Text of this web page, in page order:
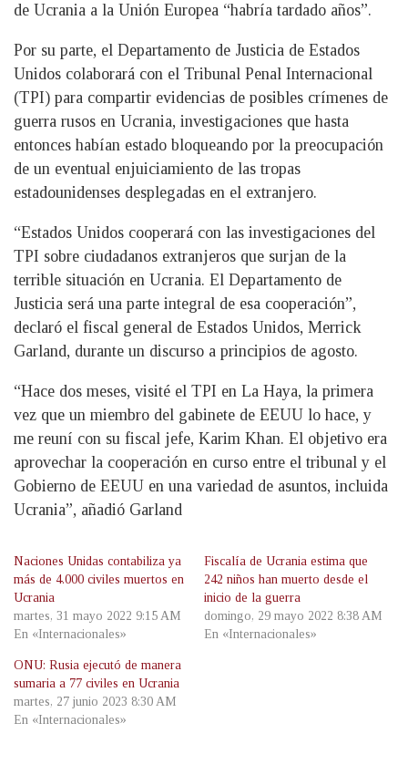
de Ucrania a la Unión Europea “habría tardado años”.
Por su parte, el Departamento de Justicia de Estados
Unidos colaborará con el Tribunal Penal Internacional
(TPI) para compartir evidencias de posibles crímenes de
guerra rusos en Ucrania, investigaciones que hasta
entonces habían estado bloqueando por la preocupación
de un eventual enjuiciamiento de las tropas
estadounidenses desplegadas en el extranjero.
“Estados Unidos cooperará con las investigaciones del
TPI sobre ciudadanos extranjeros que surjan de la
terrible situación en Ucrania. El Departamento de
Justicia será una parte integral de esa cooperación”,
declaró el fiscal general de Estados Unidos, Merrick
Garland, durante un discurso a principios de agosto.
“Hace dos meses, visité el TPI en La Haya, la primera
vez que un miembro del gabinete de EEUU lo hace, y
me reuní con su fiscal jefe, Karim Khan. El objetivo era
aprovechar la cooperación en curso entre el tribunal y el
Gobierno de EEUU en una variedad de asuntos, incluida
Ucrania”, añadió Garland
Naciones Unidas contabiliza ya
más de 4.000 civiles muertos en
Ucrania
martes, 31 mayo 2022 9:15 AM
En «Internacionales»
Fiscalía de Ucrania estima que
242 niños han muerto desde el
inicio de la guerra
domingo, 29 mayo 2022 8:38 AM
En «Internacionales»
ONU: Rusia ejecutó de manera
sumaria a 77 civiles en Ucrania
martes, 27 junio 2023 8:30 AM
En «Internacionales»